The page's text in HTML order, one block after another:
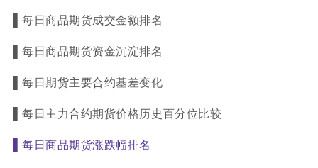
▌每日商品期货成交金额排名
▌每日商品期货资金沉淀排名
▌每日期货主要合约基差变化
▌每日主力合约期货价格历史百分位比较
▌每日商品期货涨跌幅排名